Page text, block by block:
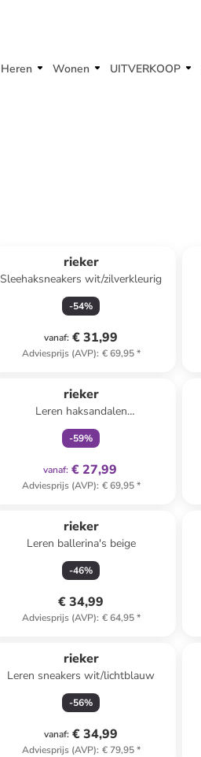
Heren Wonen UITVERKOOP
rieker
Sleehaksneakers wit/zilverkleurig
-54%
vanaf: € 31,99
Adviesprijs (AVP): € 69,95*
rieker
Leren haksandalen
zilverkleurig/goudkleurig
-59%
vanaf: € 27,99
Adviesprijs (AVP): € 69,95*
rieker
Leren ballerina's beige
-46%
€ 34,99
Adviesprijs (AVP): € 64,95*
rieker
Leren sneakers wit/lichtblauw
-56%
vanaf: € 34,99
Adviesprijs (AVP): € 79,95*